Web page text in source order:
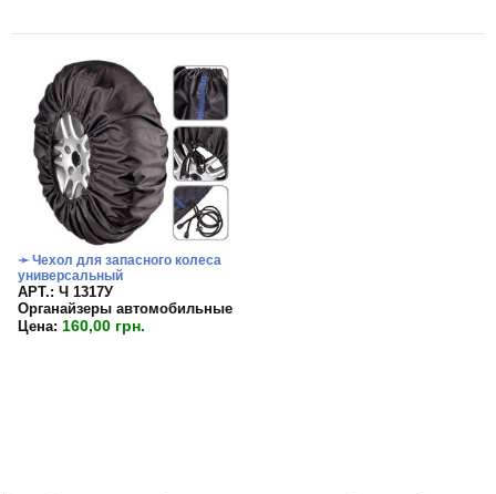
➛ Чехол для запасного колеса
универсальный
APT.: Ч 1317У
Органайзеры автомобильные
Цена: 160,00 грн.